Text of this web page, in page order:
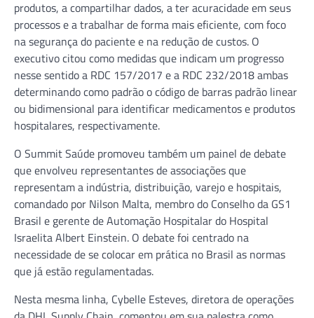
produtos, a compartilhar dados, a ter acuracidade em seus
processos e a trabalhar de forma mais eficiente, com foco
na segurança do paciente e na redução de custos. O
executivo citou como medidas que indicam um progresso
nesse sentido a RDC 157/2017 e a RDC 232/2018 ambas
determinando como padrão o código de barras padrão linear
ou bidimensional para identificar medicamentos e produtos
hospitalares, respectivamente.
O Summit Saúde promoveu também um painel de debate
que envolveu representantes de associações que
representam a indústria, distribuição, varejo e hospitais,
comandado por Nilson Malta, membro do Conselho da GS1
Brasil e gerente de Automação Hospitalar do Hospital
Israelita Albert Einstein. O debate foi centrado na
necessidade de se colocar em prática no Brasil as normas
que já estão regulamentadas.
Nesta mesma linha, Cybelle Esteves, diretora de operações